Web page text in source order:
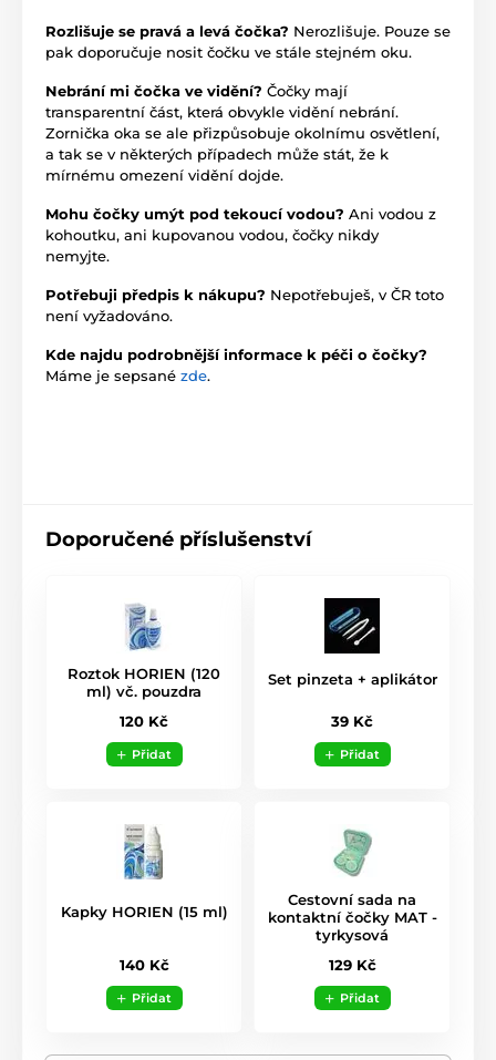
Rozlišuje se pravá a levá čočka? Nerozlišuje. Pouze se
pak doporučuje nosit čočku ve stále stejném oku.
Nebrání mi čočka ve vidění? Čočky mají
transparentní část, která obvykle vidění nebrání.
Zornička oka se ale přizpůsobuje okolnímu osvětlení,
a tak se v některých případech může stát, že k
mírnému omezení vidění dojde.
Mohu čočky umýt pod tekoucí vodou? Ani vodou z
kohoutku, ani kupovanou vodou, čočky nikdy
nemyjte.
Potřebuji předpis k nákupu? Nepotřebuješ, v ČR toto
není vyžadováno.
Kde najdu podrobnější informace k péči o čočky?
Máme je sepsané zde.
Doporučené příslušenství
Roztok HORIEN (120
ml) vč. pouzdra
120 Kč
Přidat
Set pinzeta + aplikátor
39 Kč
Přidat
Kapky HORIEN (15 ml)
140 Kč
Přidat
Cestovní sada na
kontaktní čočky MAT -
tyrkysová
129 Kč
Přidat